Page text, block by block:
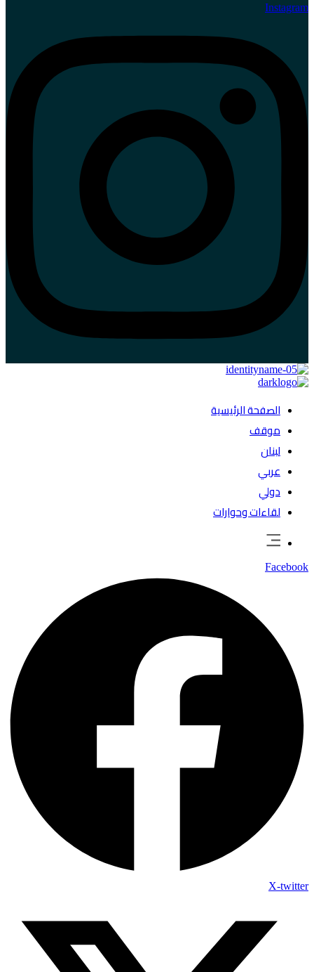
Instagram
الصفحة الرئيسية
موقف
لبنان
عربي
دولي
لقاءات وحوارات
Facebook
X-twitter